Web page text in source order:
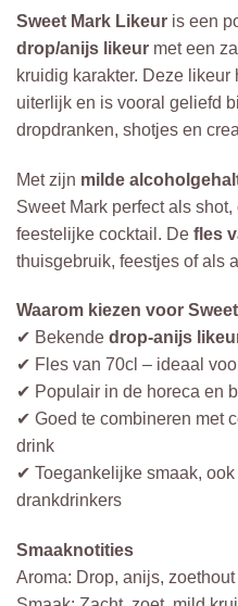
Sweet Mark Likeur is een
drop/anijs likeur met een
kruidig karakter. Deze
uiterlijk en is vooral geliefd
dropdranken, shotjes en
Met zijn milde
Sweet Mark perfect als
feestelijke cocktail. De fles
thuisgebruik, feestjes of als
Waarom kiezen voor
✔ Bekende drop-anijs
✔ Fles van 70cl – ideaal
✔ Populair in de horeca en
✔ Goed te combineren met
drink
✔ Toegankelijke smaak,
drankdrinkers
Smaaknotities
Aroma: Drop, anijs, zoethout